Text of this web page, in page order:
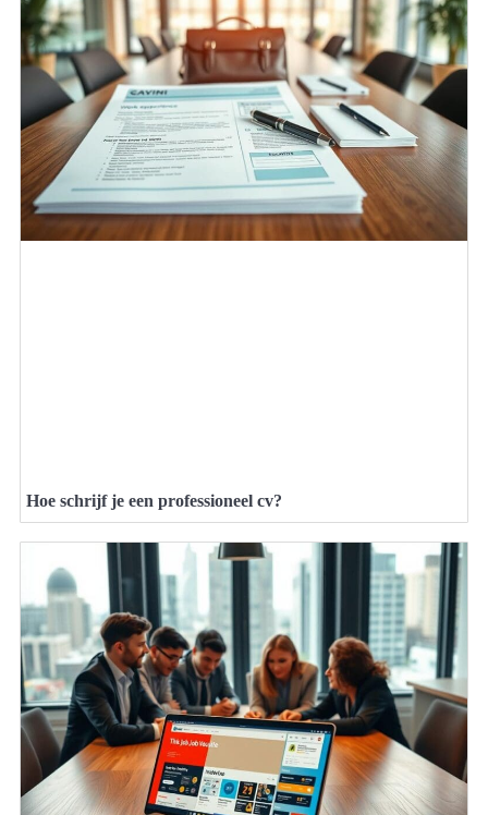
Hoe schrijf je een professioneel cv?